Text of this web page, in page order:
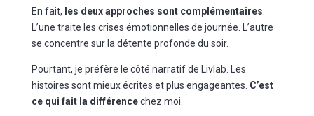
En fait, les deux approches sont complémentaires
L’une traite les crises émotionnelles de journée. L’autre
se concentre sur la détente profonde du soir.
Pourtant, je préfère le côté narratif de Livlab. Les
histoires sont mieux écrites et plus engageantes. C’est
ce qui fait la différencechez moi.